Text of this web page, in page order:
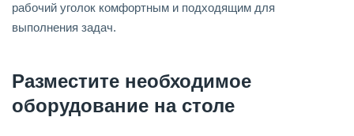
рабочий уголок комфортным и подходящим для
выполнения задач.
Разместите необходимое
оборудование на столе